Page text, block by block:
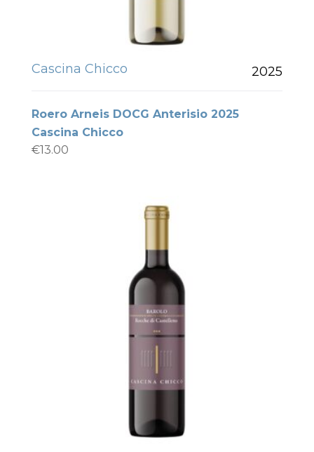
Cascina Chicco 2025
Roero Arneis DOCG Anterisio 2025
Cascina Chicco
€13.00